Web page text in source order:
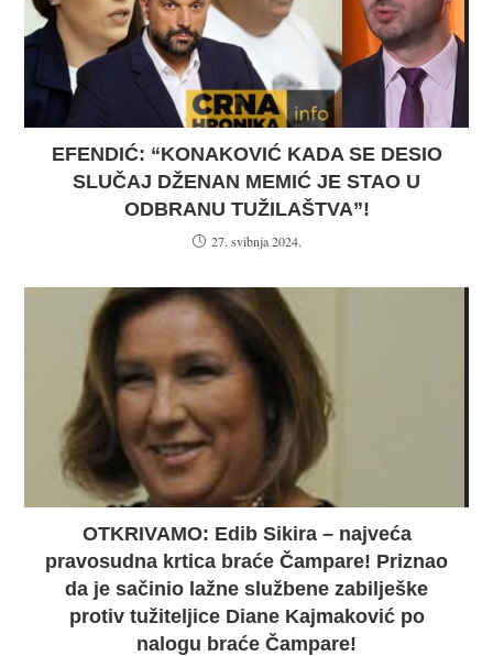
EFENDIĆ: “KONAKOVIĆ KADA SE DESIO
SLUČAJ DŽENAN MEMIĆ JE STAO U
ODBRANU TUŽILAŠTVA”!
27. svibnja 2024.
OTKRIVAMO: Edib Sikira – najveća
pravosudna krtica braće Čampare! Priznao
da je sačinio lažne službene zabilješke
protiv tužiteljice Diane Kajmaković po
nalogu braće Čampare!